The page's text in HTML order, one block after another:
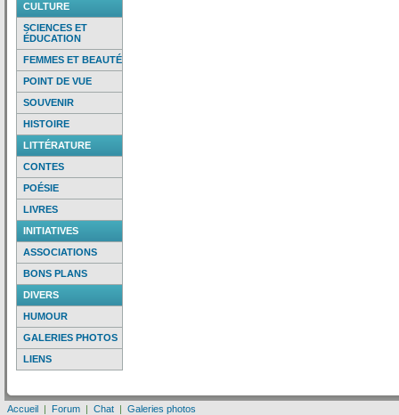
CULTURE
SCIENCES ET
ÉDUCATION
FEMMES ET BEAUTÉ
POINT DE VUE
SOUVENIR
HISTOIRE
LITTÉRATURE
CONTES
POÉSIE
LIVRES
INITIATIVES
ASSOCIATIONS
BONS PLANS
DIVERS
HUMOUR
GALERIES PHOTOS
LIENS
Accueil | Forum | Chat | Galeries photos